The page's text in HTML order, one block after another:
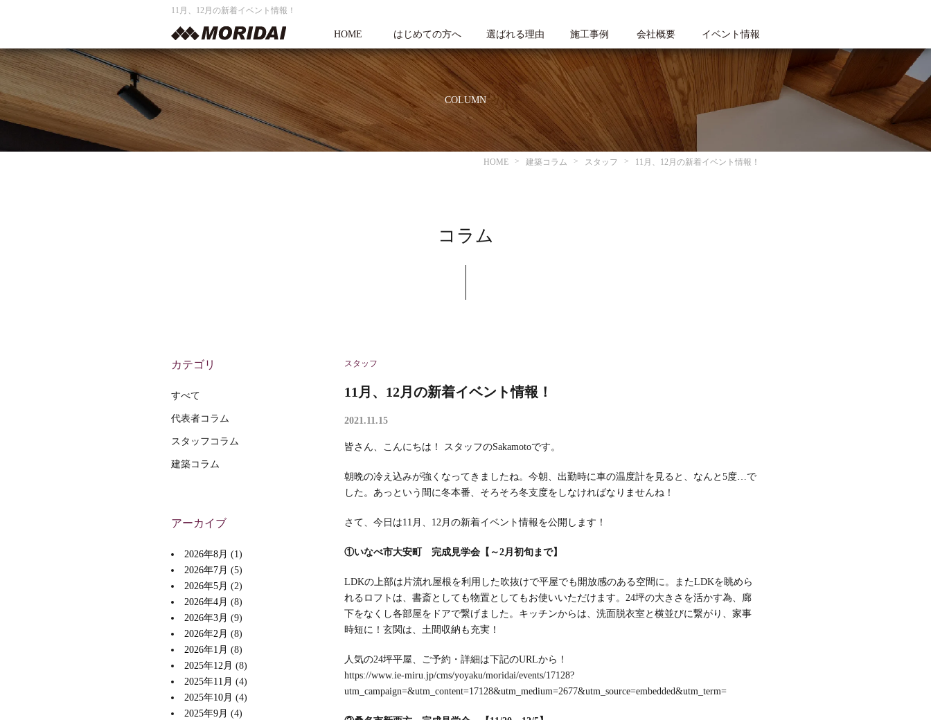
11月、12月の新着イベント情報！
HOME はじめての方へ 選ばれる理由 施工事例 会社概要 イベント情報
COLUMN
HOME 建築コラム スタッフ 11月、12月の新着イベント情報！
コラム
スタッフ
11月、12月の新着イベント情報！
2021.11.15
皆さん、こんにちは！ スタッフのSakamotoです。
朝晩の冷え込みが強くなってきましたね。今朝、出勤時に車の温度計を見ると、なんと5度…で
した。あっという間に冬本番、そろそろ冬支度をしなければなりませんね！
さて、今日は11月、12月の新着イベント情報を公開します！
①いなべ市大安町 完成見学会【～2月初旬まで】
LDKの上部は片流れ屋根を利用した吹抜けで平屋でも開放感のある空間に。またLDKを眺めら
れるロフトは、書斎としても物置としてもお使いいただけます。24坪の大きさを活かす為、廊
下をなくし各部屋をドアで繋げました。キッチンからは、洗面脱衣室と横並びに繋がり、家事
時短に！玄関は、土間収納も充実！
人気の24坪平屋、ご予約・詳細は下記のURLから！
https://www.ie-miru.jp/cms/yoyaku/moridai/events/17128?
utm_campaign=&utm_content=17128&utm_medium=2677&utm_source=embedded&utm_term=
カテゴリ
すべて
代表者コラム
スタッフコラム
建築コラム
アーカイブ
2026年8月 (1)
2026年7月 (5)
2026年5月 (2)
2026年4月 (8)
2026年3月 (9)
2026年2月 (8)
2026年1月 (8)
2025年12月 (8)
2025年11月 (4)
2025年10月 (4)
2025年9月 (4)